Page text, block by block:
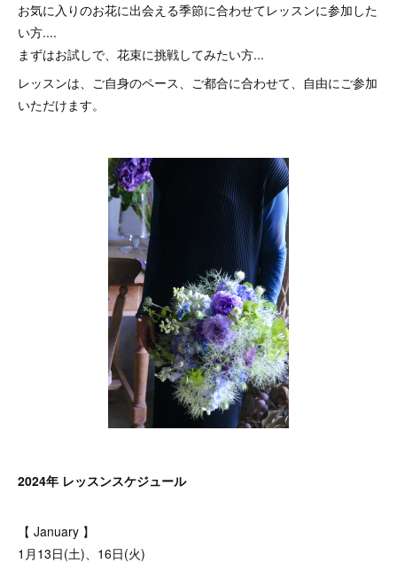
お気に入りのお花に出会える季節に合わせてレッスンに参加した
い方....
まずはお試しで、花束に挑戦してみたい方...
レッスンは、ご自身のペース、ご都合に合わせて、自由にご参加
いただけます。
2024年 レッスンスケジュール
【 January 】
1月13日(土)、16日(火)